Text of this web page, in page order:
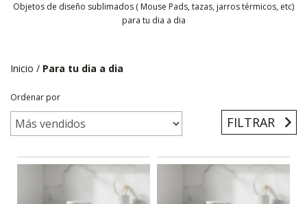
Objetos de diseño sublimados ( Mouse Pads, tazas, jarros térmicos, etc)
para tu dia a dia
Inicio / Para tu dia a dia
Ordenar por
FILTRAR